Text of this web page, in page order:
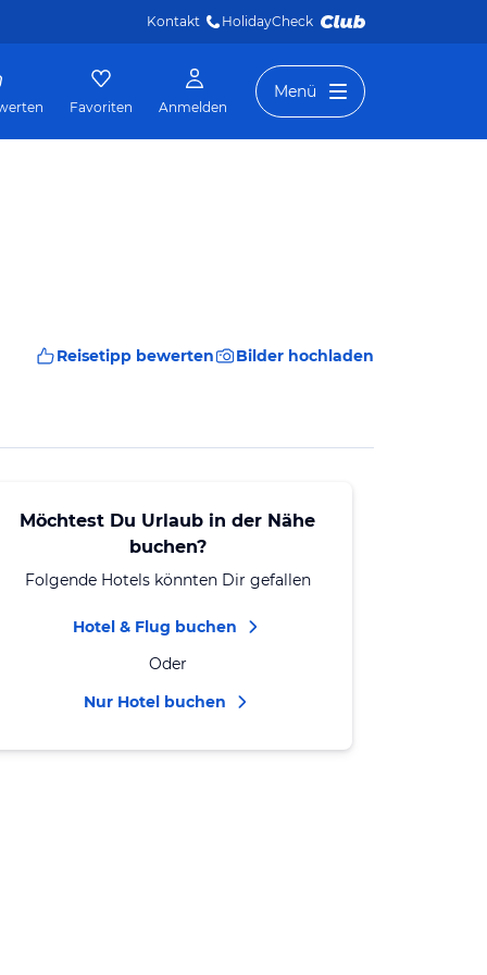
Kontakt HolidayCheck
Favoriten Anmelden
Menü
Reisetipp bewerten Bilder hochladen
Möchtest Du Urlaub in der Nähe
buchen?
Folgende Hotels könnten Dir gefallen
Hotel & Flug buchen
Oder
Nur Hotel buchen